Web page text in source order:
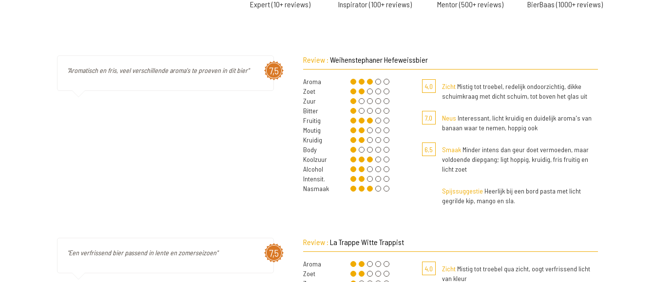
Expert (10+ reviews) Inspirator (100+ reviews) Mentor (500+ reviews) BierBaas (1000+ reviews)
7,5
"Aromatisch en fris, veel verschillende aroma's te proeven in dit bier"
Review : Weihenstephaner Hefeweissbier
Aroma
Zoet
Zuur
Bitter
Fruitig
Moutig
Kruidig
Body
Koolzuur
Alcohol
Intensit.
Nasmaak
4,0 ZichtMistig tot troebel, redelijk ondoorzichtig, dikke
schuimkraag met dicht schuim, tot boven het glas uit
7,0 Neus Interessant, licht kruidig en duidelijk aroma's van
banaan waar te nemen, hoppig ook
6,5 SmaakMinder intens dan geur doet vermoeden, maar
voldoende diepgang; ligt hoppig, kruidig, fris fruitig en
licht zoet
Spijssuggestie Heerlijk bij een bord pasta met licht
gegrilde kip, mango en sla.
7,5
"Een verfrissend bier passend in lente en zomerseizoen"
Review : La Trappe Witte Trappist
Aroma
Zoet
4,0 ZichtMistig tot troebel qua zicht, oogt verfrissend licht
van kleur